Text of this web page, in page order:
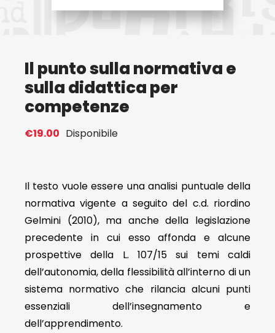
Il punto sulla normativa e
sulla didattica per
competenze
€19.00 Disponibile
Il testo vuole essere una analisi puntuale della
normativa vigente a seguito del c.d. riordino
Gelmini (2010), ma anche della legislazione
precedente in cui esso affonda e alcune
prospettive della L. 107/15 sui temi caldi
dell’autonomia, della flessibilità all’interno di un
sistema normativo che rilancia alcuni punti
essenziali dell’insegnamento e
dell’apprendimento.